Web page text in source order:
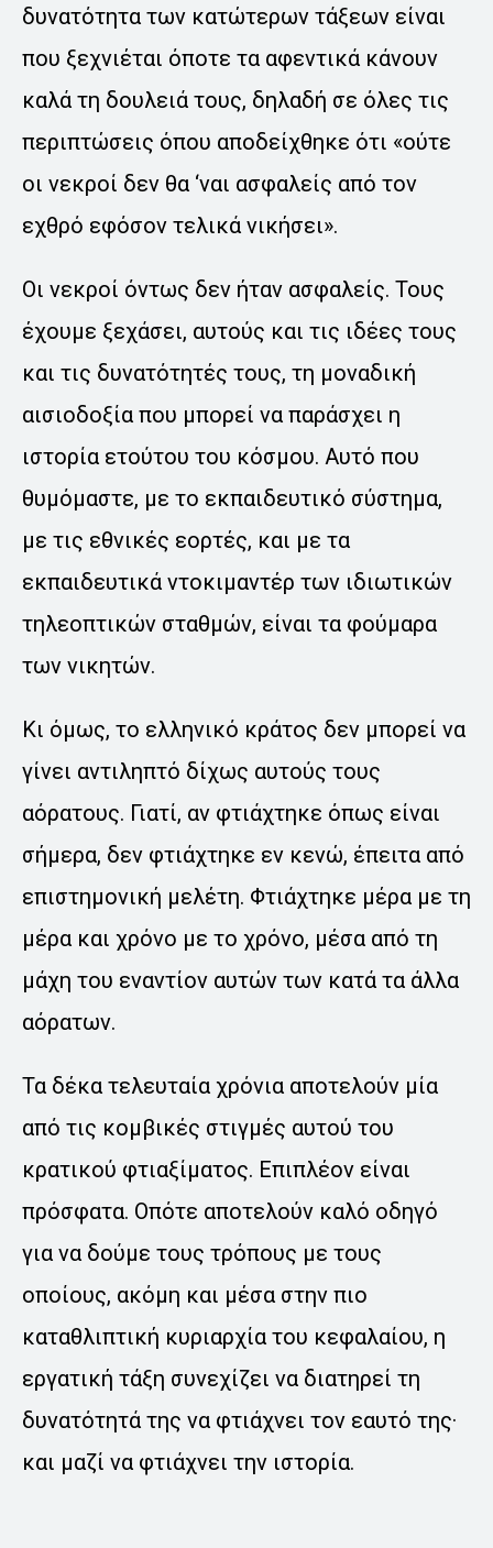
δυνατότητα των κατώτερων τάξεων είναι
που ξεχνιέται όποτε τα αφεντικά κάνουν
καλά τη δουλειά τους, δηλαδή σε όλες τις
περιπτώσεις όπου αποδείχθηκε ότι «ούτε
οι νεκροί δεν θα ‘ναι ασφαλείς από τον
εχθρό εφόσον τελικά νικήσει».
Οι νεκροί όντως δεν ήταν ασφαλείς. Τους
έχουμε ξεχάσει, αυτούς και τις ιδέες τους
και τις δυνατότητές τους, τη μοναδική
αισιοδοξία που μπορεί να παράσχει η
ιστορία ετούτου του κόσμου. Αυτό που
θυμόμαστε, με το εκπαιδευτικό σύστημα,
με τις εθνικές εορτές, και με τα
εκπαιδευτικά ντοκιμαντέρ των ιδιωτικών
τηλεοπτικών σταθμών, είναι τα φούμαρα
των νικητών.
Κι όμως, το ελληνικό κράτος δεν μπορεί να
γίνει αντιληπτό δίχως αυτούς τους
αόρατους. Γιατί, αν φτιάχτηκε όπως είναι
σήμερα, δεν φτιάχτηκε εν κενώ, έπειτα από
επιστημονική μελέτη. Φτιάχτηκε μέρα με τη
μέρα και χρόνο με το χρόνο, μέσα από τη
μάχη του εναντίον αυτών των κατά τα άλλα
αόρατων.
Τα δέκα τελευταία χρόνια αποτελούν μία
από τις κομβικές στιγμές αυτού του
κρατικού φτιαξίματος. Επιπλέον είναι
πρόσφατα. Οπότε αποτελούν καλό οδηγό
για να δούμε τους τρόπους με τους
οποίους, ακόμη και μέσα στην πιο
καταθλιπτική κυριαρχία του κεφαλαίου, η
εργατική τάξη συνεχίζει να διατηρεί τη
δυνατότητά της να φτιάχνει τον εαυτό της·
και μαζί να φτιάχνει την ιστορία.